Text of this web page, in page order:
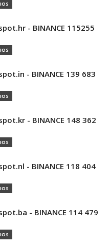
- BINANCE 115255
- BINANCE 139 683
- BINANCE 148 362
- BINANCE 118 404
- BINANCE 114 479